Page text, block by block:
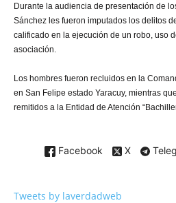
Durante la audiencia de presentación de
Sánchez les fueron imputados los delitos
calificado en la ejecución de un robo, uso
asociación.
Los hombres fueron recluidos en la
en San Felipe estado Yaracuy, mientras
remitidos a la Entidad de Atención
Facebook X
Tweets by laverdadweb